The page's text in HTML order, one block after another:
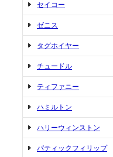
セイコー
ゼニス
タグホイヤー
チュードル
ティファニー
ハミルトン
ハリーウィンストン
パティックフィリップ